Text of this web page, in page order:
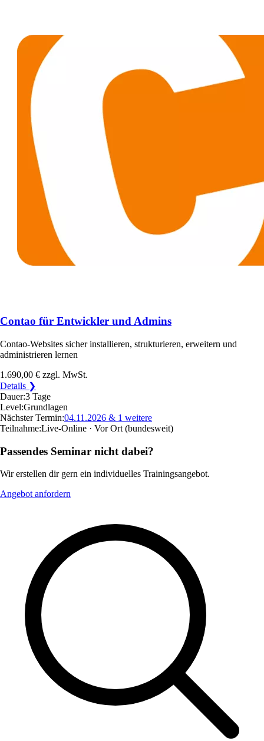
Contao für Entwickler und Admins
Contao-Websites sicher installieren, strukturieren, erweitern und
administrieren lernen
1.690,00 € zzgl. MwSt.
Details ❯
Dauer:3 Tage
Level:Grundlagen
Nächster Termin:04.11.2026 & 1 weitere
Teilnahme:Live-Online · Vor Ort (bundesweit)
Passendes Seminar nicht dabei?
Wir erstellen dir gern ein individuelles Trainingsangebot.
Angebot anfordern